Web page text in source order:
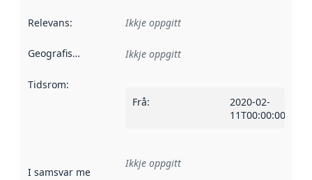
Relevans: Ikkje oppgitt
Geografisk område Ikkje oppgitt
Tidsrom:
Frå:
2020-02-
11T00:00:00Z
I samsvar med Referanse til ei implementeringsregel eller
Ikkje oppgitt